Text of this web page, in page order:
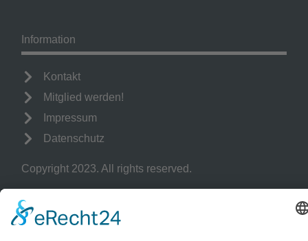
Information
Kontakt
Mitglied werden!
Impressum
Datenschutz
Copyright 2023. All rights reserved.
Sie finden uns auch hier